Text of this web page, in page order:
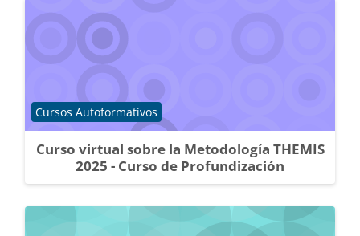
Curso virtual sobre la Metodología THEMIS
2025 - Curso de Profundización
Catégorie de cours
Cursos Autoformativos